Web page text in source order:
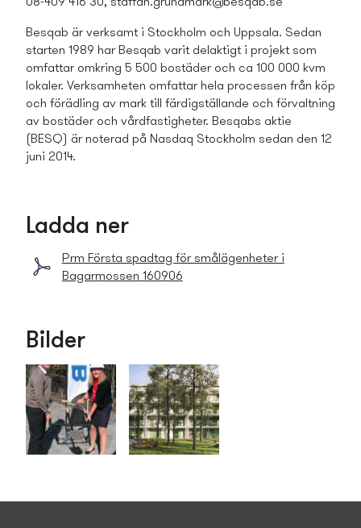
08-409 416 30, staffan.grundmark@besqab.se
Besqab är verksamt i Stockholm och Uppsala. Sedan
starten 1989 har Besqab varit delaktigt i projekt som
omfattar omkring 5 500 bostäder och ca 100 000 kvm
lokaler. Verksamheten omfattar hela processen från köp
och förädling av mark till färdigställande och förvaltning
av bostäder och vårdfastigheter. Besqabs aktie
(BESQ) är noterad på Nasdaq Stockholm sedan den 12
juni 2014.
Ladda ner
Prm Första spadtag för smålägenheter i
Bagarmossen 160906
Bilder